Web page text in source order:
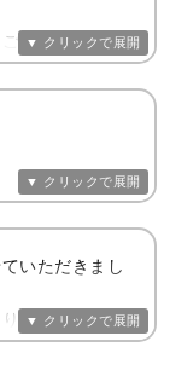
ざいます。
なりました。
した。
ち着きまし
げて下さって
ちの良いお取
いただきまし
いいものにし